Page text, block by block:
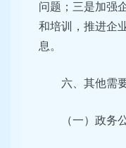
问题；三是加强
和培训，推进企
息。
六、其他需
（一）政务